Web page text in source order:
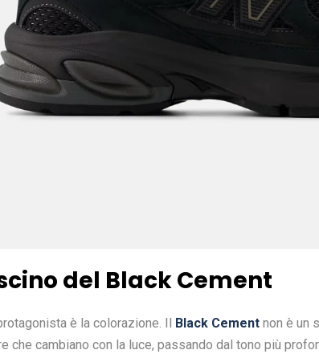
del Black Cement
è la colorazione. Il Black Cement non è un
che cambiano con la luce, passando dal tono più